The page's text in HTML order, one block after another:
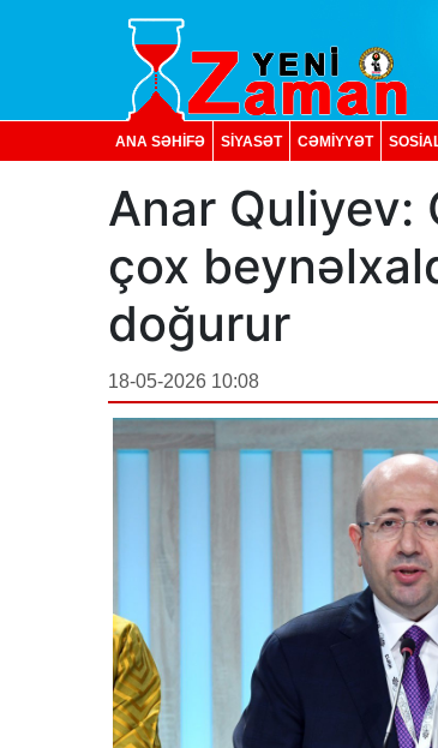
ANA SƏHİFƏ SİYASƏT CƏMİYYƏT
Anar Quliyev:
çox
doğurur
18-05-2026 10:08